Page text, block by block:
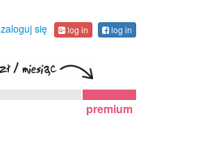
zaloguj się log in log in
premium